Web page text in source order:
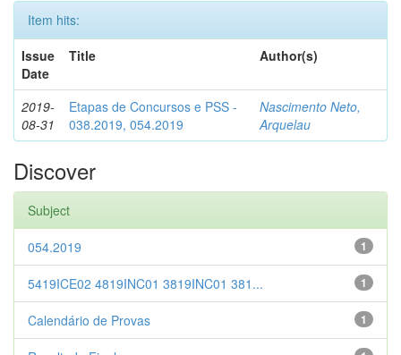
Item hits:
Issue
Date
Title Author(s)
2019-
08-31
Etapas de Concursos e PSS -
038.2019, 054.2019
Nascimento Neto,
Arquelau
Discover
Subject
1
054.2019
1
5419ICE02 4819INC01 3819INC01 381...
1
Calendário de Provas